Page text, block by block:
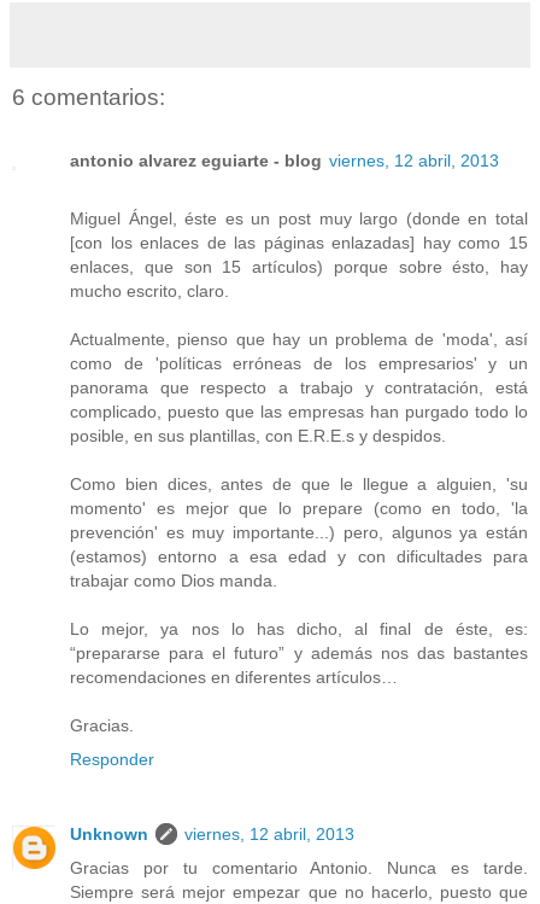
6 comentarios:
antonio alvarez eguiarte - blog viernes, 12 abril, 2013
Miguel Ángel, éste es un post muy largo (donde en total
[con los enlaces de las páginas enlazadas] hay como 15
enlaces, que son 15 artículos) porque sobre ésto, hay
mucho escrito, claro.
Actualmente, pienso que hay un problema de 'moda', así
como de 'políticas erróneas de los empresarios' y un
panorama que respecto a trabajo y contratación, está
complicado, puesto que las empresas han purgado todo lo
posible, en sus plantillas, con E.R.E.s y despidos.
Como bien dices, antes de que le llegue a alguien, 'su
momento' es mejor que lo prepare (como en todo, 'la
prevención' es muy importante...) pero, algunos ya están
(estamos) entorno a esa edad y con dificultades para
trabajar como Dios manda.
Lo mejor, ya nos lo has dicho, al final de éste, es:
“prepararse para el futuro” y además nos das bastantes
recomendaciones en diferentes artículos…
Gracias.
Responder
Unknown
viernes, 12 abril, 2013
Gracias por tu comentario Antonio. Nunca es tarde.
Siempre será mejor empezar que no hacerlo, puesto que